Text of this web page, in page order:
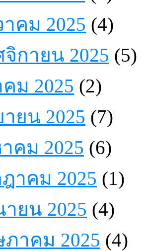
คม 2025 (4)
กายน 2025 (5)
ม 2025 (2)
ยน 2025 (7)
คม 2025 (6)
าคม 2025 (1)
ยน 2025 (4)
าคม 2025 (4)